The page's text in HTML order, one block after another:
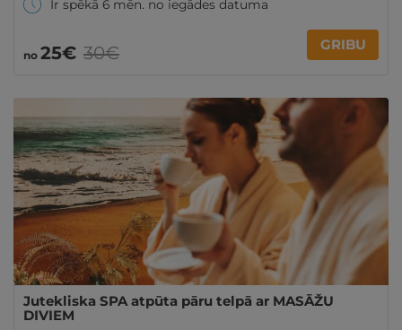
Ir spēkā 6 mēn. no iegādes datuma
no 25€ 30€ GRIBU
Jutekliska SPA atpūta pāru telpā ar MASĀŽU
DIVIEM